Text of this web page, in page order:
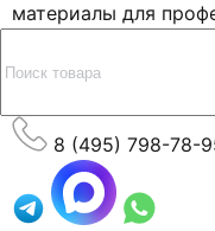
материалы для
8 (495) 798-78-